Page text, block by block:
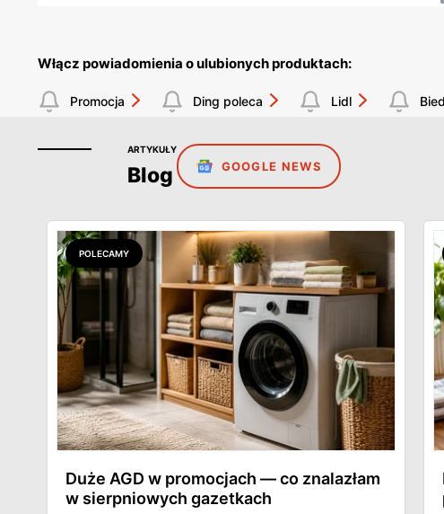
Włącz powiadomienia o ulubionych produktach:
Promocja Ding poleca Lidl
ARTYKUŁY
Blog GOOGLE NEWS
POLECAMY
Duże AGD w promocjach — co znalazłam
w sierpniowych gazetkach